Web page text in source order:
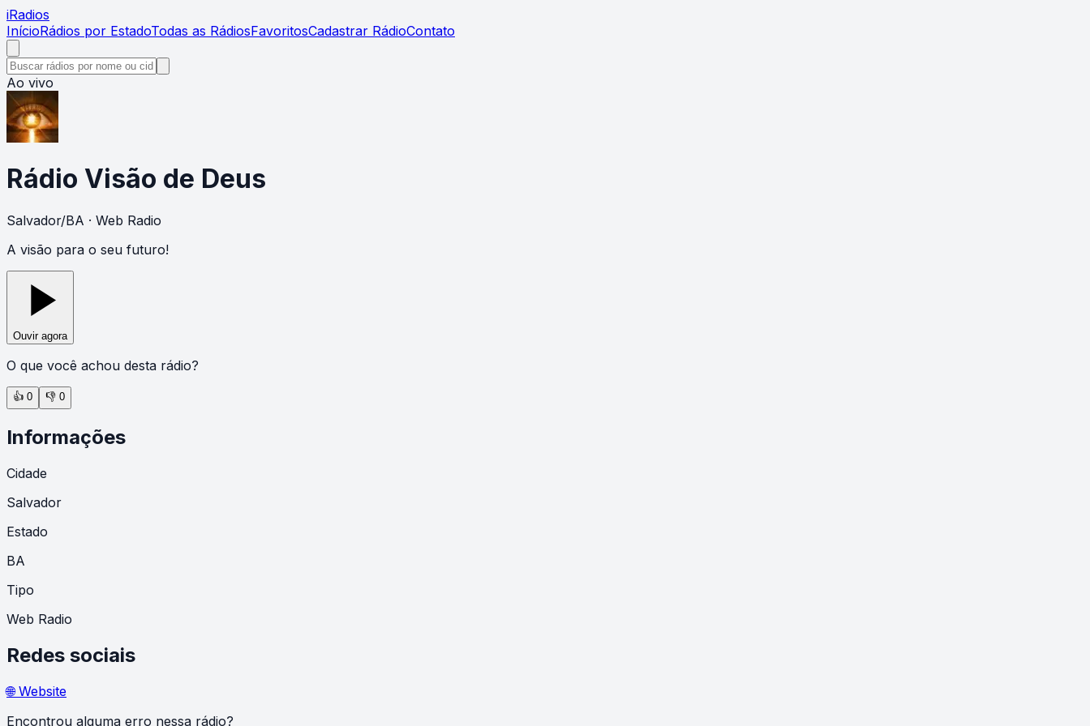
iRadios
InícioRádios por EstadoTodas as RádiosFavoritosCadastrar RádioContato
Ao vivo
Rádio Visão de Deus
Salvador/BA · Web Radio
A visão para o seu futuro!
Ouvir agora
O que você achou desta rádio?
👍 0 👎 0
Informações
Cidade
Salvador
Estado
BA
Tipo
Web Radio
Redes sociais
🌐 Website
Encontrou alguma erro nessa rádio?